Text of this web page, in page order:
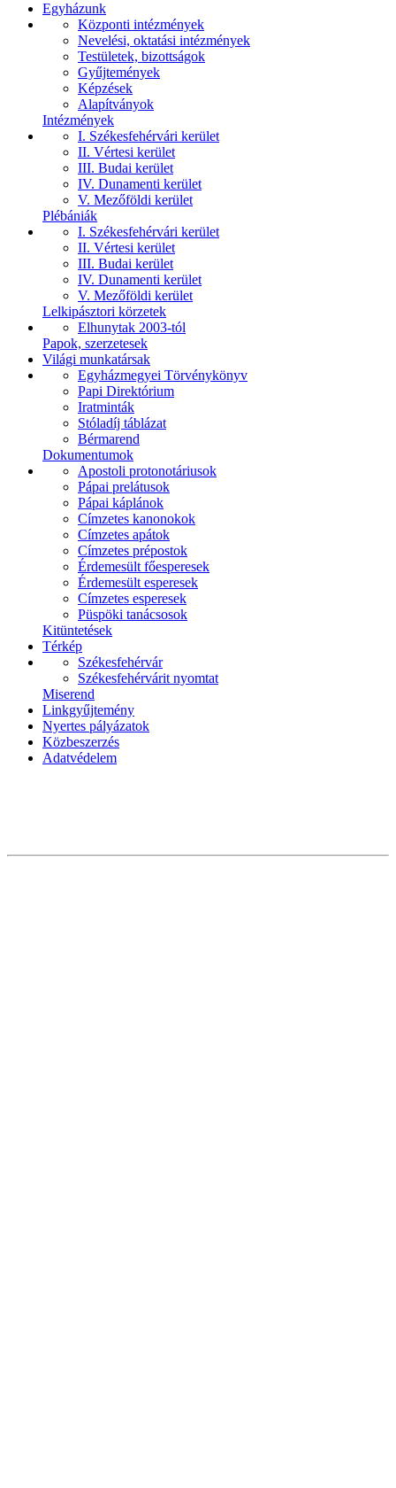
Egyházunk
Központi intézmények
Nevelési, oktatási intézmények
Testületek, bizottságok
Gyűjtemények
Képzések
Alapítványok
Intézmények
I. Székesfehérvári kerület
II. Vértesi kerület
III. Budai kerület
IV. Dunamenti kerület
V. Mezőföldi kerület
Plébániák
I. Székesfehérvári kerület
II. Vértesi kerület
III. Budai kerület
IV. Dunamenti kerület
V. Mezőföldi kerület
Lelkipásztori körzetek
Elhunytak 2003-tól
Papok, szerzetesek
Világi munkatársak
Egyházmegyei Törvénykönyv
Papi Direktórium
Iratminták
Stóladíj táblázat
Bérmarend
Dokumentumok
Apostoli protonotáriusok
Pápai prelátusok
Pápai káplánok
Címzetes kanonokok
Címzetes apátok
Címzetes prépostok
Érdemesült főesperesek
Érdemesült esperesek
Címzetes esperesek
Püspöki tanácsosok
Kitüntetések
Térkép
Székesfehérvár
Székesfehérvárit nyomtat
Miserend
Linkgyűjtemény
Nyertes pályázatok
Közbeszerzés
Adatvédelem